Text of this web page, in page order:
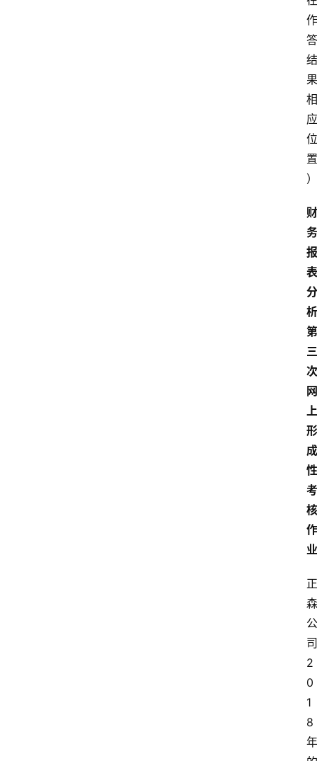
作
答
结
果
相
应
位
置
）
财
务
报
表
分
析
第
三
次
网
上
形
成
性
考
核
作
业
正
森
公
司
2
0
1
8
年